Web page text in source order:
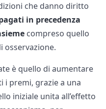
che danno diritto
in precedenza
compreso quello
osservazione.
è quello di aumentare
i premi, grazie a una
iniziale unita all’effetto